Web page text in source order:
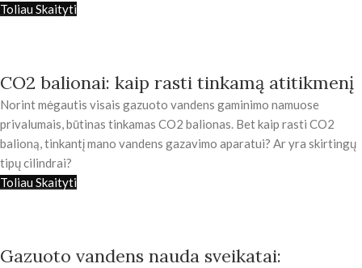
Toliau Skaityti
CO2 balionai: kaip rasti tinkamą atitikmenį
Norint mėgautis visais gazuoto vandens gaminimo namuose
privalumais, būtinas tinkamas CO2 balionas. Bet kaip rasti CO2
balioną, tinkantį mano vandens gazavimo aparatui? Ar yra skirtingų
tipų cilindrai?
Toliau Skaityti
Gazuoto vandens nauda sveikatai: